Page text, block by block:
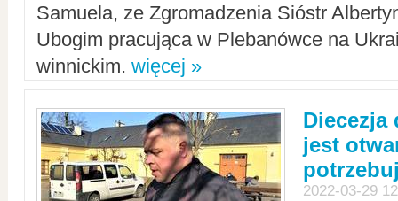
Samuela, ze Zgromadzenia Sióstr
Ubogim pracująca w Plebanówce na
winnickim. więcej »
Diecezja
jest
2022-03-29